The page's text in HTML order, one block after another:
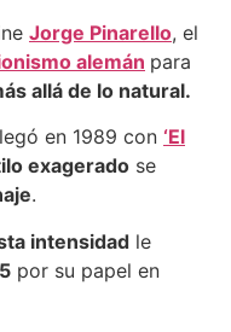
Jorge Pinarello, el
alemán para
allá de lo natural.
en 1989 con ‘El
exagerado se
.
intensidad le
por su papel en